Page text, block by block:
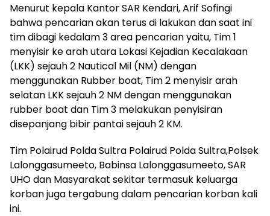
Menurut kepala Kantor SAR Kendari, Arif Sofingi
bahwa pencarian akan terus di lakukan dan saat ini
tim dibagi kedalam 3 area pencarian yaitu, Tim 1
menyisir ke arah utara Lokasi Kejadian Kecalakaan
(LKK) sejauh 2 Nautical Mil (NM) dengan
menggunakan Rubber boat, Tim 2 menyisir arah
selatan LKK sejauh 2 NM dengan menggunakan
rubber boat dan Tim 3 melakukan penyisiran
disepanjang bibir pantai sejauh 2 KM.
Tim Polairud Polda Sultra Polairud Polda Sultra,Polsek
Lalonggasumeeto, Babinsa Lalonggasumeeto, SAR
UHO dan Masyarakat sekitar termasuk keluarga
korban juga tergabung dalam pencarian korban kali
ini.